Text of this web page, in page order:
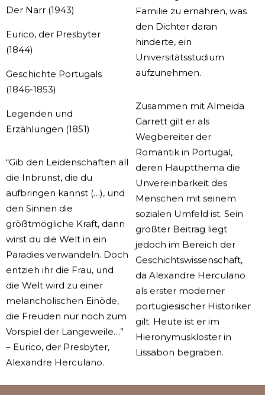
Der Narr (1943)
Eurico, der Presbyter
(1844)
Geschichte Portugals
(1846-1853)
Legenden und
Erzählungen (1851)
“Gib den Leidenschaften all
die Inbrunst, die du
aufbringen kannst (…), und
den Sinnen die
größtmögliche Kraft, dann
wirst du die Welt in ein
Paradies verwandeln. Doch
entzieh ihr die Frau, und
die Welt wird zu einer
melancholischen Einöde,
die Freuden nur noch zum
Vorspiel der Langeweile…”
– Eurico, der Presbyter,
Alexandre Herculano.
Familie zu ernähren, was
den Dichter daran
hinderte, ein
Universitätsstudium
aufzunehmen.
Zusammen mit Almeida
Garrett gilt er als
Wegbereiter der
Romantik in Portugal,
deren Hauptthema die
Unvereinbarkeit des
Menschen mit seinem
sozialen Umfeld ist. Sein
größter Beitrag liegt
jedoch im Bereich der
Geschichtswissenschaft,
da Alexandre Herculano
als erster moderner
portugiesischer Historiker
gilt. Heute ist er im
Hieronymuskloster in
Lissabon begraben.